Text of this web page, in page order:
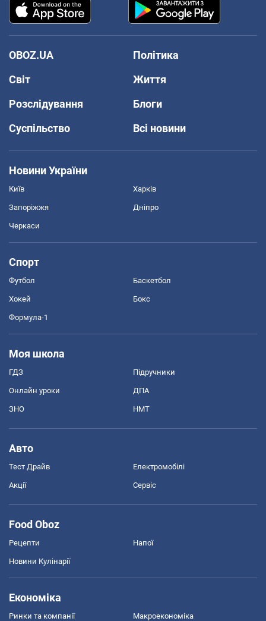
OBOZ.UA
Політика
Світ
Життя
Розслідування
Блоги
Суспільство
Всі новини
Новини України
Київ Харків
Запоріжжя Дніпро
Черкаси
Спорт
Футбол Баскетбол
Хокей Бокс
Формула-1
Моя школа
ГДЗ Підручники
Онлайн уроки ДПА
ЗНО НМТ
Авто
Тест Драйв Електромобілі
Акції Сервіс
Food Oboz
Рецепти Напої
Новини Кулінарії
Економіка
Ринки та компанії Макроекономіка